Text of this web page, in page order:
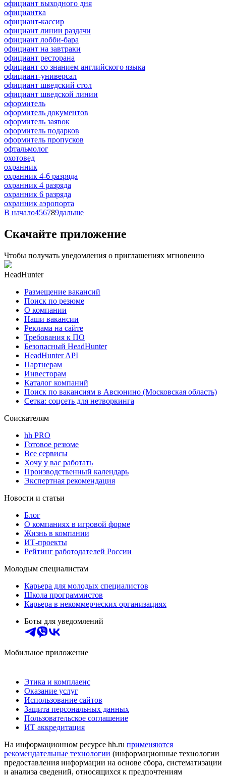
официант выходного дня
официантка
официант-кассир
официант линии раздачи
официант лобби-бара
официант на завтраки
официант ресторана
официант со знанием английского языка
официант-универсал
официант шведский стол
официант шведской линии
оформитель
оформитель документов
оформитель заявок
оформитель подарков
оформитель пропусков
офтальмолог
охотовед
охранник
охранник 4-6 разряда
охранник 4 разряда
охранник 6 разряда
охранник аэропорта
В начало456789дальше
Скачайте приложение
Чтобы получать уведомления о приглашениях мгновенно
HeadHunter
Размещение вакансий
Поиск по резюме
О компании
Наши вакансии
Реклама на сайте
Требования к ПО
Безопасный HeadHunter
HeadHunter API
Партнерам
Инвесторам
Каталог компаний
Поиск по вакансиям в Авсюнино (Московская область)
Сетка: соцсеть для нетворкинга
Соискателям
hh PRO
Готовое резюме
Все сервисы
Хочу у вас работать
Производственный календарь
Экспертная рекомендация
Новости и статьи
Блог
О компаниях в игровой форме
Жизнь в компании
ИТ-проекты
Рейтинг работодателей России
Молодым специалистам
Карьера для молодых специалистов
Школа программистов
Карьера в некоммерческих организациях
Боты для уведомлений
Мобильное приложение
Этика и комплаенс
Оказание услуг
Использование сайтов
Защита персональных данных
Пользовательское соглашение
ИТ аккредитация
На информационном ресурсе hh.ru применяются
рекомендательные технологии (информационные технологии
предоставления информации на основе сбора, систематизации
и анализа сведений, относящихся к предпочтениям